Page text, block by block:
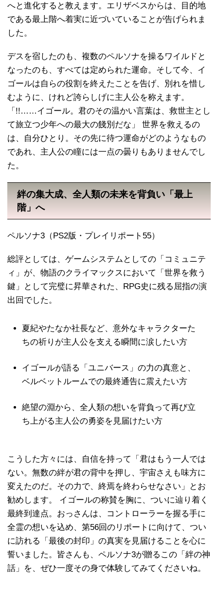
へと進化すると教えます。エリザベスからは、目的地
である最上階へ着実に近づいていることが告げられま
した。
デスを宿したのも、複数のペルソナを操るワイルドと
なったのも、すべては定められた運命。そして今、イ
ゴールは自らの役割を終えたことを告げ、別れを惜し
むように、けれど誇らしげに主人公を称えます。
「!!……イゴール。君のその温かい言葉は、救世主とし
て旅立つ少年への最大の餞別だな」 世界を救えるの
は、自分ひとり。その先に待つ運命がどのようなもの
であれ、主人公の瞳には一点の曇りもありませんでし
た。
絆の集大成、全人類の未来を背負い「最上
階」へ
ペルソナ3（PS2版・プレイリポート55）
総評としては、ゲームシステムとしての「コミュニテ
ィ」が、物語のクライマックスにおいて「世界を救う
鍵」として完璧に昇華された、RPG史に残る屈指の演
出回でした。
夏紀やたなか社長など、意外なキャラクターた
ちの祈りが主人公を支える瞬間に涙したい方
イゴールが語る「ユニバース」の力の真意と、
ベルベットルームでの最終通告に震えたい方
絶望の淵から、全人類の想いを背負って再び立
ち上がる主人公の勇姿を見届けたい方
こうした方々には、自信を持って「君はもう一人では
ない。無数の絆が君の背中を押し、宇宙さえも味方に
変えたのだ。その力で、終焉を終わらせなさい」とお
勧めします。 イゴールの称賛を胸に、ついに辿り着く
最終到達点。おっさんは、コントローラーを握る手に
全霊の想いを込め、第56回のリポートに向けて、つい
に訪れる「最後の封印」の真実を見届けることを心に
誓いました。皆さんも、ペルソナ3が贈るこの「絆の神
話」を、ぜひ一度その身で体験してみてくださいね。